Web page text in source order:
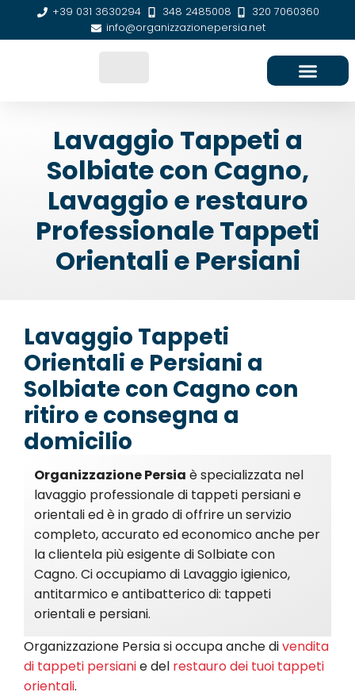
+39 031 3630294 348 2485008
320 7060360
info@organizzazionepersia.net
Lavaggio Tappeti a
Solbiate con Cagno,
Lavaggio e restauro
Professionale Tappeti
Orientali e Persiani
Lavaggio Tappeti
Orientali e Persiani a
Solbiate con Cagno con
ritiro e consegna a
domicilio
Organizzazione Persia è specializzata nel
lavaggio professionale di tappeti persiani e
orientali ed è in grado di offrire un servizio
completo, accurato ed economico anche per
la clientela più esigente di Solbiate con
Cagno. Ci occupiamo di Lavaggio igienico,
antitarmico e antibatterico di: tappeti
orientali e persiani.
Organizzazione Persia si occupa anche divendita
di tappeti persianie del restauro dei tuoi tappeti
orientali.